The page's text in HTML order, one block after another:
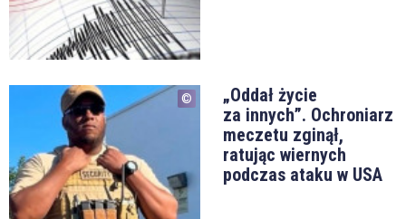
„Oddał życie
za innych”. Ochroniarz
meczetu zginął,
ratując wiernych
podczas ataku w USA